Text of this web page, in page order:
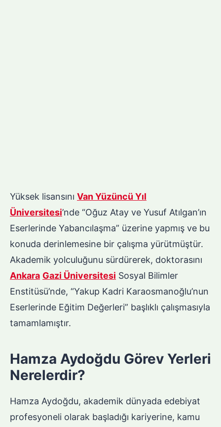
Yüksek lisansını Van Yüzüncü Yıl
Üniversitesi’nde “Oğuz Atay ve Yusuf Atılgan’ın
Eserlerinde Yabancılaşma” üzerine yapmış ve bu
konuda derinlemesine bir çalışma yürütmüştür.
Akademik yolculuğunu sürdürerek, doktorasını
Ankara Gazi Üniversitesi Sosyal Bilimler
Enstitüsü’nde, “Yakup Kadri Karaosmanoğlu’nun
Eserlerinde Eğitim Değerleri” başlıklı çalışmasıyla
tamamlamıştır.
Hamza Aydoğdu Görev Yerleri
Nerelerdir?
Hamza Aydoğdu, akademik dünyada edebiyat
profesyoneli olarak başladığı kariyerine, kamu